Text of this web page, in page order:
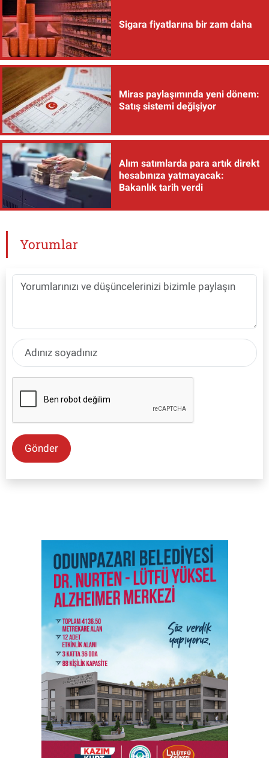
Sigara fiyatlarına bir zam daha
Miras paylaşımında yeni dönem:
Satış sistemi değişiyor
Alım satımlarda para artık direkt
hesabınıza yatmayacak:
Bakanlık tarih verdi
Yorumlar
Gönder